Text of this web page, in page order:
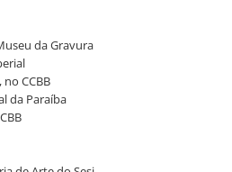
da Gravura
CCBB
da Paraíba